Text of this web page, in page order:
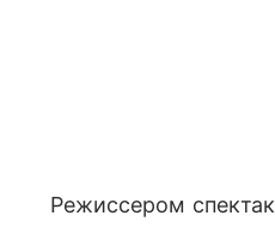
Режиссером